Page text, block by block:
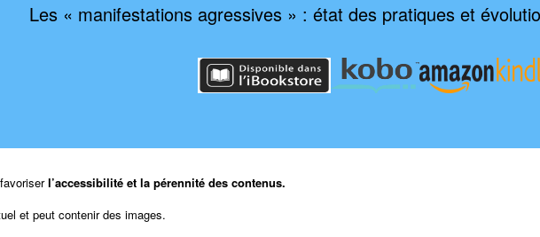
Les « manifestations agressives » : état des pratiques et
l’accessibilité et la pérennité des contenus.
et peut contenir des images.